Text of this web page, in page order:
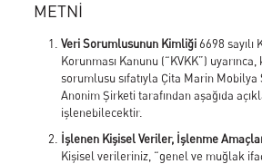
METNİ
Veri Sorumlusunun Kimliği6698 sayılı
Korunması Kanunu (“KVKK”)
sorumlusu sıfatıyla Çita Marin Mobilya
Anonim Şirketi tarafından aşağıda
işlenebilecektir.
İşlenen Kişisel Veriler, İşlenme
Kişisel verileriniz, “genel ve muğlak